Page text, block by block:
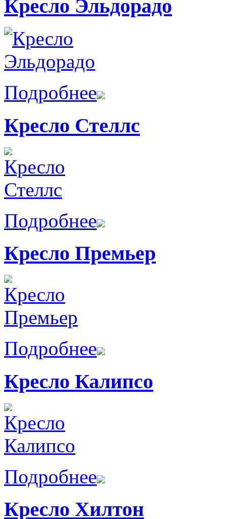
Кресло Эльдорадо
Подробнее
Кресло Стеллс
Подробнее
Кресло Премьер
Подробнее
Кресло Калипсо
Подробнее
Кресло Хилтон